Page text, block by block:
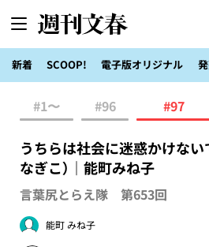
新着 SCOOP! 電子版オリジナル
#1〜 #96 #97
うちらは社会に迷惑かけない
なぎこ）｜能町みね子
言葉尻とらえ隊 第653回
能町 みね子